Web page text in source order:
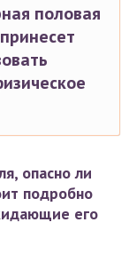
половая
опасно ли
подробно
его